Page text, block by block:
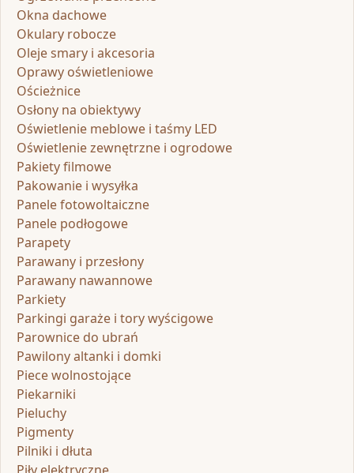
Okna dachowe
Okulary robocze
Oleje smary i akcesoria
Oprawy oświetleniowe
Ościeżnice
Osłony na obiektywy
Oświetlenie meblowe i taśmy LED
Oświetlenie zewnętrzne i ogrodowe
Pakiety filmowe
Pakowanie i wysyłka
Panele fotowoltaiczne
Panele podłogowe
Parapety
Parawany i przesłony
Parawany nawannowe
Parkiety
Parkingi garaże i tory wyścigowe
Parownice do ubrań
Pawilony altanki i domki
Piece wolnostojące
Piekarniki
Pieluchy
Pigmenty
Pilniki i dłuta